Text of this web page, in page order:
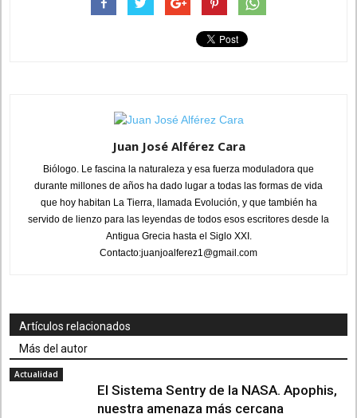
Juan José Alférez Cara
Biólogo. Le fascina la naturaleza y esa fuerza moduladora que
durante millones de años ha dado lugar a todas las formas de vida
que hoy habitan La Tierra, llamada Evolución, y que también ha
servido de lienzo para las leyendas de todos esos escritores desde la
Antigua Grecia hasta el Siglo XXI.
Contacto:juanjoalferez1@gmail.com
Artículos relacionados
Más del autor
Actualidad
El Sistema Sentry de la NASA. Apophis,
nuestra amenaza más cercana